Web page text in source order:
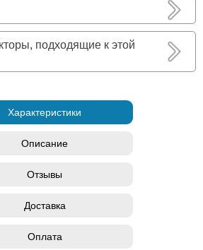
подходящие к этой
Характеристики
Описание
Отзывы
Доставка
Оплата